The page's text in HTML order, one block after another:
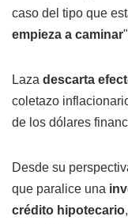
caso del tipo que
empieza a caminar
Laza descarta
coletazo
de los dólares
Desde su
que paralice una
crédito hipotecario